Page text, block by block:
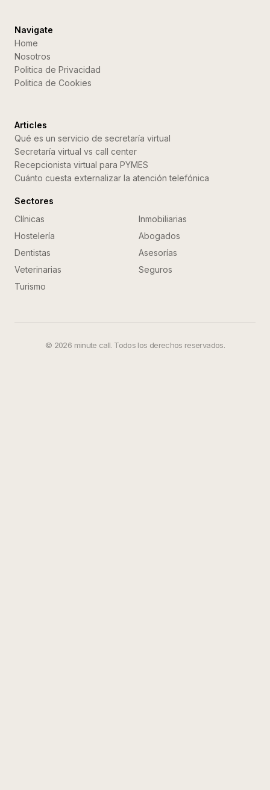
Navigate
Home
Nosotros
Politica de Privacidad
Politica de Cookies
Articles
Qué es un servicio de secretaría virtual
Secretaría virtual vs call center
Recepcionista virtual para PYMES
Cuánto cuesta externalizar la atención telefónica
Sectores
Clínicas
Inmobiliarias
Hostelería
Abogados
Dentistas
Asesorías
Veterinarias
Seguros
Turismo
© 2026 minute call. Todos los derechos reservados.